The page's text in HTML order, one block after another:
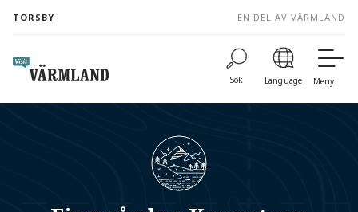
content
TORSBY EN DEL AV VÄRMLAND
Sök Language Meny